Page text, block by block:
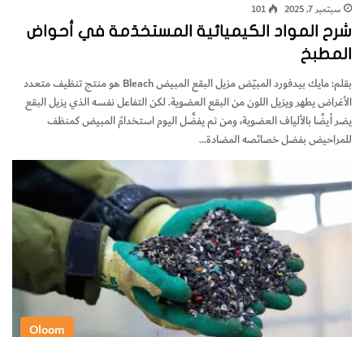
سبتمبر 7, 2025 101
شرح المواد الكيميائية المستخدَمة في أحواض
المطبخ
بقلم: مايك بيدفورد المبيّض مزيل البقع المبيض Bleach هو منتج تنظيف متعدد
الأغراض يطهر ويزيل اللون من البقع العضوية. لكن التفاعل نفسه الذي يزيل البقع
يضر أيضًا بالألياف العضوية، ومن ثم يفضَّل اليوم استخدامُ المبيض كمنظف
للمراحيض بفضل خصائصه المضادة…
Oloom